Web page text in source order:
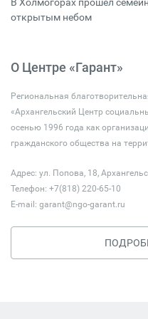
открытым небом
О Центре «Гарант»
Региональная
«Архангельский Центр
осенью 1996 года как
гражданского общества на
Адрес: ул. Попова, 18,
Телефон: +7(818) 220-65-10
E-mail: garant@ngo-garant.ru